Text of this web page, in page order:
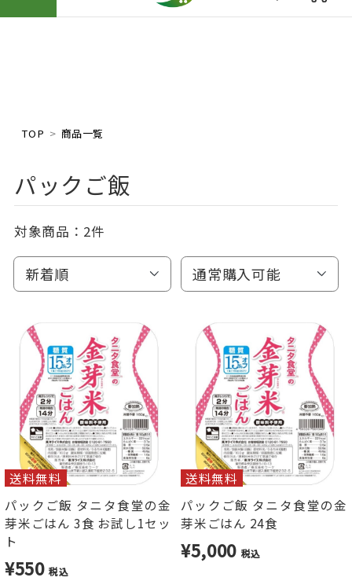
TOP 商品一覧
パックご飯
対象商品： 2件
新着順 通常購入可能
送料無料
パックご飯 タニタ食堂の金
芽米ごはん 3食 お試し1セッ
ト
¥550税込
送料無料
パックご飯 タニタ食堂の金
芽米ごはん 24食
¥5,000 税込